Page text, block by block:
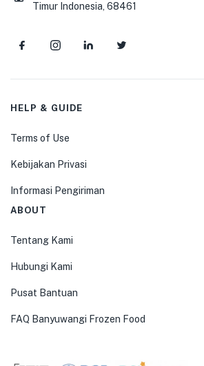
Timur Indonesia, 68461
HELP & GUIDE
Terms of Use
Kebijakan Privasi
Informasi Pengiriman
ABOUT
Tentang Kami
Hubungi Kami
Pusat Bantuan
FAQ Banyuwangi Frozen Food